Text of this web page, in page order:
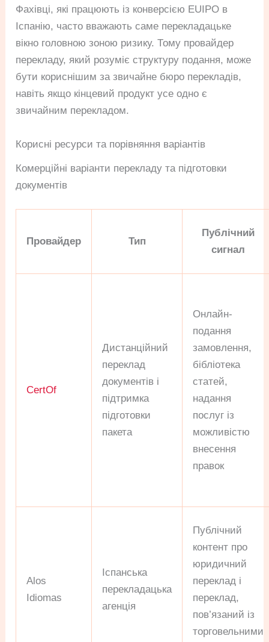
Фахівці, які працюють із конверсією EUIPO в
Іспанію, часто вважають саме перекладацьке
вікно головною зоною ризику. Тому провайдер
перекладу, який розуміє структуру подання, може
бути кориснішим за звичайне бюро перекладів,
навіть якщо кінцевий продукт усе одно є
звичайним перекладом.
Корисні ресурси та порівняння варіантів
Комерційні варіанти перекладу та підготовки
документів
Провайдер Тип
Публічний
сигнал
CertOf
Дистанційний
переклад
документів і
підтримка
підготовки
пакета
Онлайн-
подання
замовлення,
бібліотека
статей,
надання
послуг із
можливістю
внесення
правок
Alos
Idiomas
Іспанська
перекладацька
агенція
Публічний
контент про
юридичний
переклад і
переклад,
пов’язаний із
торговельними